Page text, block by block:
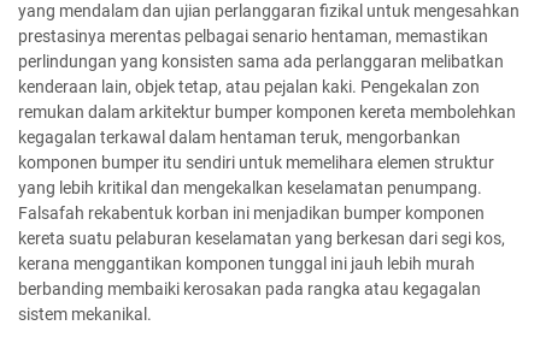
yang mendalam dan ujian perlanggaran fizikal untuk mengesahkan
prestasinya merentas pelbagai senario hentaman, memastikan
perlindungan yang konsisten sama ada perlanggaran melibatkan
kenderaan lain, objek tetap, atau pejalan kaki. Pengekalan zon
remukan dalam arkitektur bumper komponen kereta membolehkan
kegagalan terkawal dalam hentaman teruk, mengorbankan
komponen bumper itu sendiri untuk memelihara elemen struktur
yang lebih kritikal dan mengekalkan keselamatan penumpang.
Falsafah rekabentuk korban ini menjadikan bumper komponen
kereta suatu pelaburan keselamatan yang berkesan dari segi kos,
kerana menggantikan komponen tunggal ini jauh lebih murah
berbanding membaiki kerosakan pada rangka atau kegagalan
sistem mekanikal.